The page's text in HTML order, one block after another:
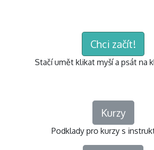
Chci začít!
Stačí umět klikat myší a psát na
Kurzy
Podklady pro kurzy s